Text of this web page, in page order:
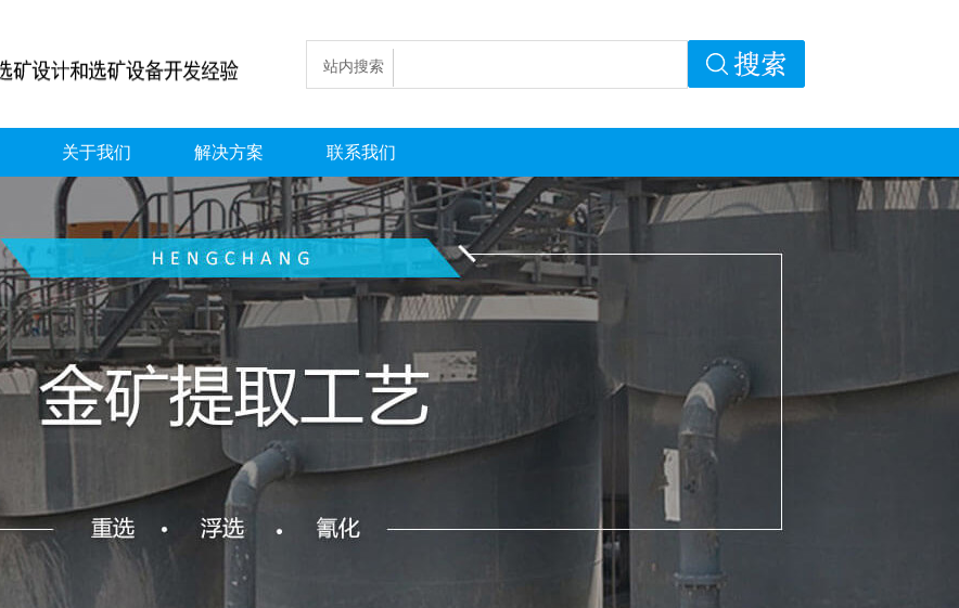
站内搜索
关于我们 解决方案 联系我们